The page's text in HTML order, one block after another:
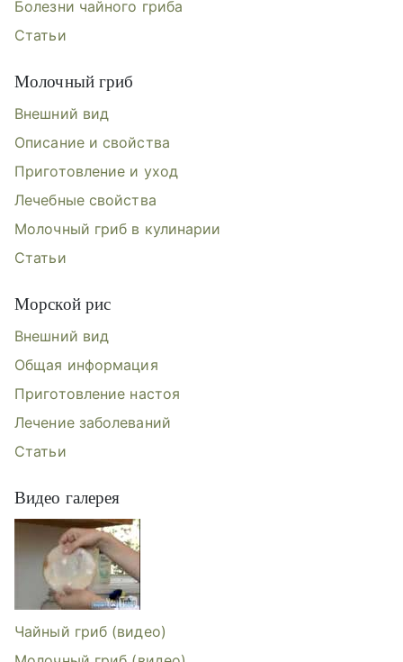
Болезни чайного гриба
Статьи
Молочный гриб
Внешний вид
Описание и свойства
Приготовление и уход
Лечебные свойства
Молочный гриб в кулинарии
Статьи
Морской рис
Внешний вид
Общая информация
Приготовление настоя
Лечение заболеваний
Статьи
Видео галерея
Видеогалерея: Чайный гриб,
Чайный гриб (видео)